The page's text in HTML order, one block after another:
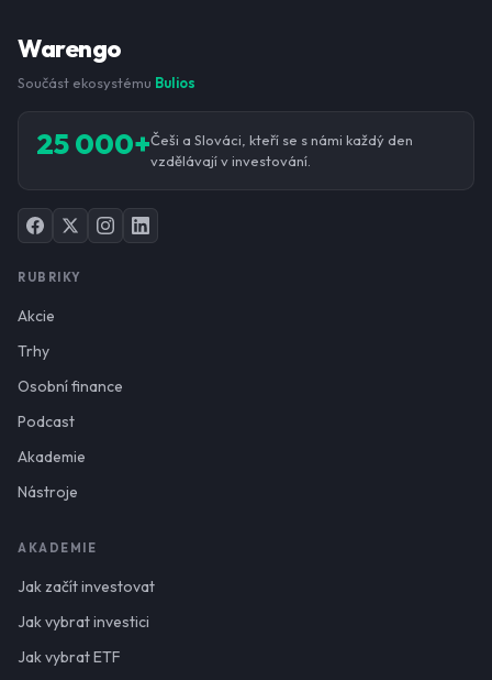
Warengo
Součást ekosystému Bulios
25 000+Češi a Slováci, kteří se s námi každý den
vzdělávají v investování.
RUBRIKY
Akcie
Trhy
Osobní finance
Podcast
Akademie
Nástroje
AKADEMIE
Jak začít investovat
Jak vybrat investici
Jak vybrat ETF